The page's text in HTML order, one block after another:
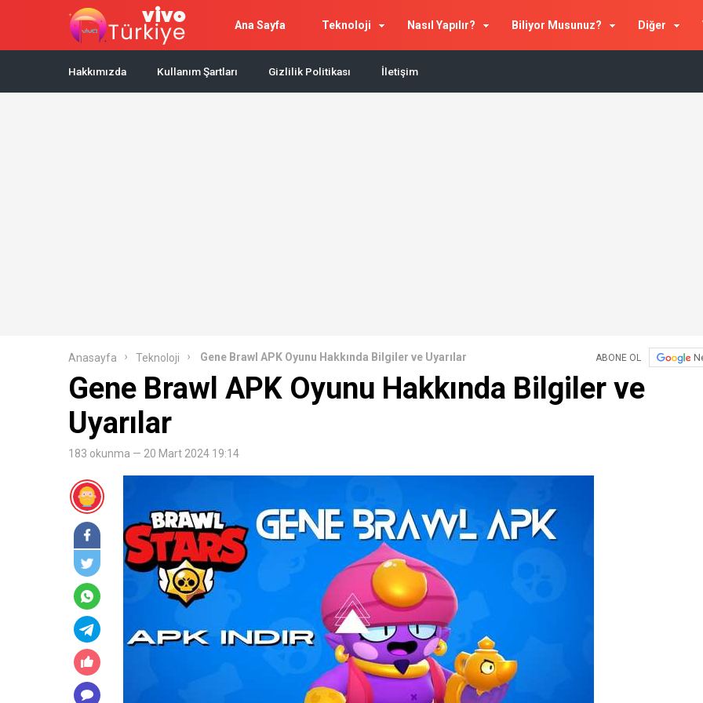
Ana Sayfa Teknoloji Nasıl Yapılır? Biliyor Musunuz? Diğer
Hakkımızda Kullanım Şartları Gizlilik Politikası İletişim
Anasayfa Teknoloji Gene Brawl APK Oyunu Hakkında Bilgiler ve Uyarılar ABONE OL
Gene Brawl APK Oyunu Hakkında Bilgiler ve
Uyarılar
183 okunma — 20 Mart 2024 19:14